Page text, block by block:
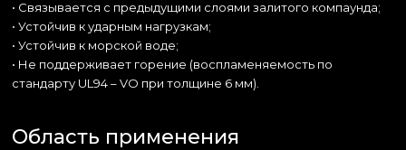
• Связывается с предыдущими слоями залитого компаунда;
• Устойчив к ударным нагрузкам;
• Устойчив к морской воде;
• Не поддерживает горение (воспламеняемость по
стандарту UL94 – VO при толщине 6 мм).
Область применения